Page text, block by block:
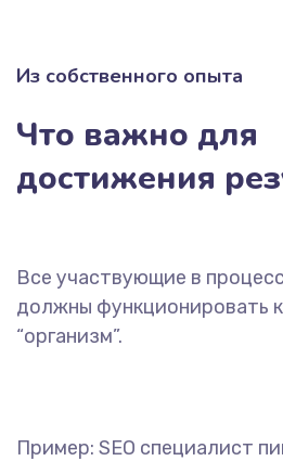
Из собственного опыта
Что важно для
достижения
Все участвующие в
должны функционировать
“организм”.
Пример: SEO специалист